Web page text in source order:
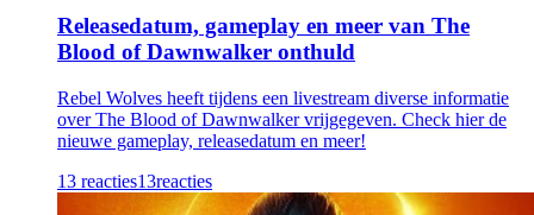
Releasedatum, gameplay en meer van The
Blood of Dawnwalker onthuld
Rebel Wolves heeft tijdens een livestream diverse informatie
over The Blood of Dawnwalker vrijgegeven. Check hier de
nieuwe gameplay, releasedatum en meer!
13 reacties13reacties